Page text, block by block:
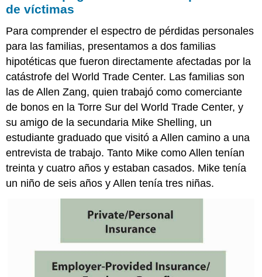
de víctimas
Para comprender el espectro de pérdidas personales
para las familias, presentamos a dos familias
hipotéticas que fueron directamente afectadas por la
catástrofe del World Trade Center. Las familias son
las de Allen Zang, quien trabajó como comerciante
de bonos en la Torre Sur del World Trade Center, y
su amigo de la secundaria Mike Shelling, un
estudiante graduado que visitó a Allen camino a una
entrevista de trabajo. Tanto Mike como Allen tenían
treinta y cuatro años y estaban casados. Mike tenía
un niño de seis años y Allen tenía tres niñas.